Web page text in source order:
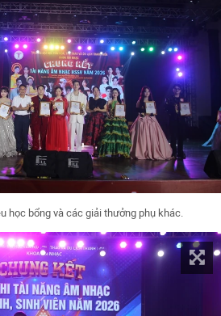
học bổng và các giải thưởng phụ khác.